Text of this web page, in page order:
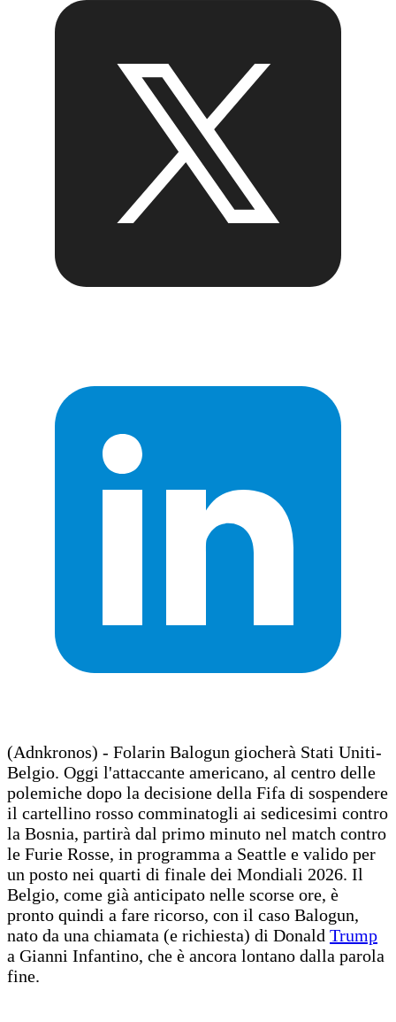
(Adnkronos) - Folarin Balogun giocherà Stati Uniti-
Belgio. Oggi l'attaccante americano, al centro delle
polemiche dopo la decisione della Fifa di sospendere
il cartellino rosso comminatogli ai sedicesimi contro
la Bosnia, partirà dal primo minuto nel match contro
le Furie Rosse, in programma a Seattle e valido per
un posto nei quarti di finale dei Mondiali 2026. Il
Belgio, come già anticipato nelle scorse ore, è
pronto quindi a fare ricorso, con il caso Balogun,
nato da una chiamata (e richiesta) di Donald Trump
a Gianni Infantino, che è ancora lontano dalla parola
fine.